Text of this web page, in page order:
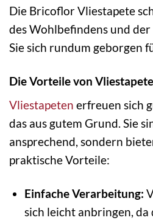
Die Bricoflor Vliestapete
des Wohlbefindens und
Sie sich rundum geborgen
Die Vorteile von
Vliestapeten erfreuen sich
das aus gutem Grund. Sie
ansprechend, sondern
praktische Vorteile:
Einfache Verarbeitung:
sich leicht anbringen,